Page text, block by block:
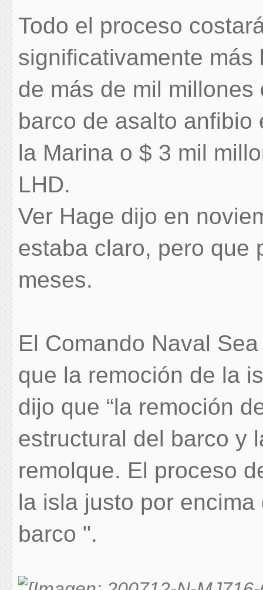
Todo el proceso
significativamente
de más de mil
barco de asalto
la Marina o $ 3 mil
LHD.
Ver Hage dijo en
estaba claro, pero que
meses.
El Comando Naval
que la remoción de la
dijo que “la remoción
estructural del barco y
remolque. El proceso
la isla justo por
barco ".